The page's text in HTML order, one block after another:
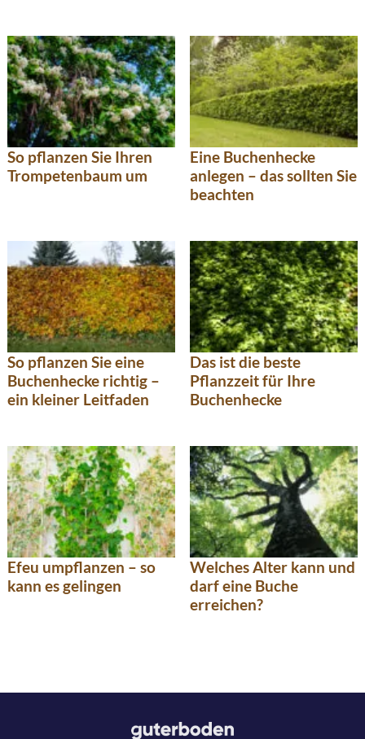
So pflanzen Sie Ihren
Trompetenbaum um
Eine Buchenhecke
anlegen – das sollten Sie
beachten
So pflanzen Sie eine
Buchenhecke richtig –
ein kleiner Leitfaden
Das ist die beste
Pflanzzeit für Ihre
Buchenhecke
Efeu umpflanzen – so
kann es gelingen
Welches Alter kann und
darf eine Buche
erreichen?